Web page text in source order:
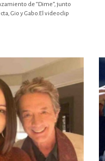
de “Dime”, junto
Gio y Gabo.El videoclip